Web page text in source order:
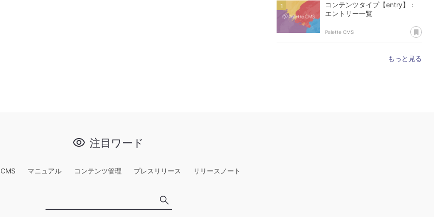
コンテンツタイプ【entry】：
エントリー一覧
Palette CMS あ
もっと見る
注目ワード
マニュアル コンテンツ管理 プレスリリース リリースノート